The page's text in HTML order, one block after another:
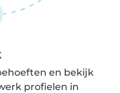
en bekijk
profielen in